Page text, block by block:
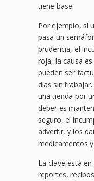
tiene base.
Por ejemplo, si
pasa un
prudencia, el
roja, la causa
pueden ser
días sin
una tienda por
deber es
seguro, el
advertir, y los
medicamentos
La clave está
reportes,